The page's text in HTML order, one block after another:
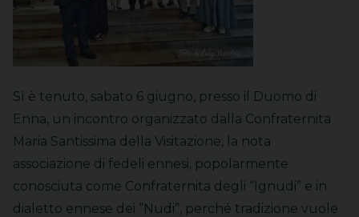
Sì è tenuto, sabato 6 giugno, presso il Duomo di
Enna, un incontro organizzato dalla Confraternita
Maria Santissima della Visitazione, la nota
associazione di fedeli ennesi, popolarmente
conosciuta come Confraternita degli “Ignudi” e in
dialetto ennese dei “Nudi”, perché tradizione vuole